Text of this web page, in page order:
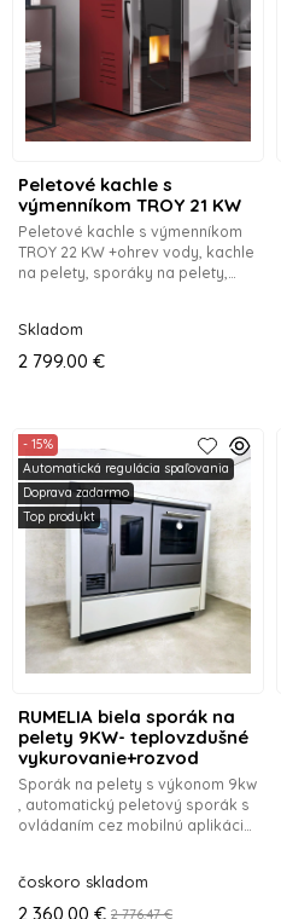
Peletové kachle s
výmenníkom TROY 21 KW
Peletové kachle s výmenníkom
TROY 22 KW +ohrev vody, kachle
na pelety, sporáky na pelety,
výmenníkom
Skladom
2 799.00 €
RUMELIA biela sporák na
pelety 9KW- teplovzdušné
vykurovanie+rozvod
Sporák na pelety s výkonom 9kw
, automatický peletový sporák s
ovládaním cez mobilnú aplikáciu
- 15%
Automatická regulácia spaľovania
Doprava zadarmo
Top produkt
čoskoro skladom
2 360.00 € 2 776.47 €